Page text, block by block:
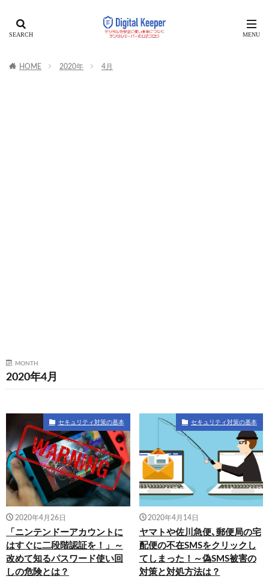
HOME 2020年 4月
MONTH
2020年4月
セキュリティ対策の基本
2020年4月26日
「ニンテンドーアカウントに
はすぐに二段階認証を！」～
改めて知るパスワード使い回
しの危険とは？
セキュリティ対策の基本
2020年4月14日
ヤマトや佐川急便､郵便局の宅
配便の不在SMSをクリックし
てしまった！～偽SMS被害の
対策と対処方法は？